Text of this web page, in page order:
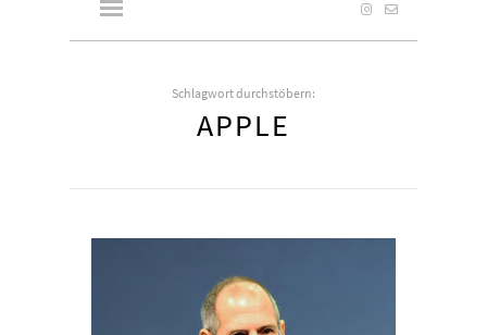
Schlagwort durchstöbern:
APPLE